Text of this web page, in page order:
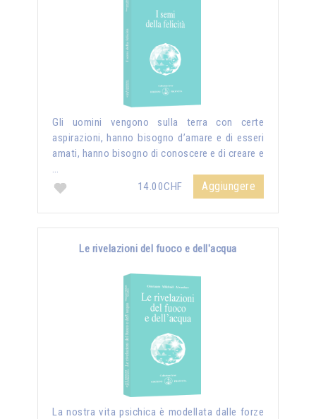
Gli uomini vengono sulla terra con certe
aspirazioni, hanno bisogno d’amare e di esseri
amati, hanno bisogno di conoscere e di creare e
…
14.00CHF
Aggiungere
Le rivelazioni del fuoco e dell'acqua
La nostra vita psichica è modellata dalle forze